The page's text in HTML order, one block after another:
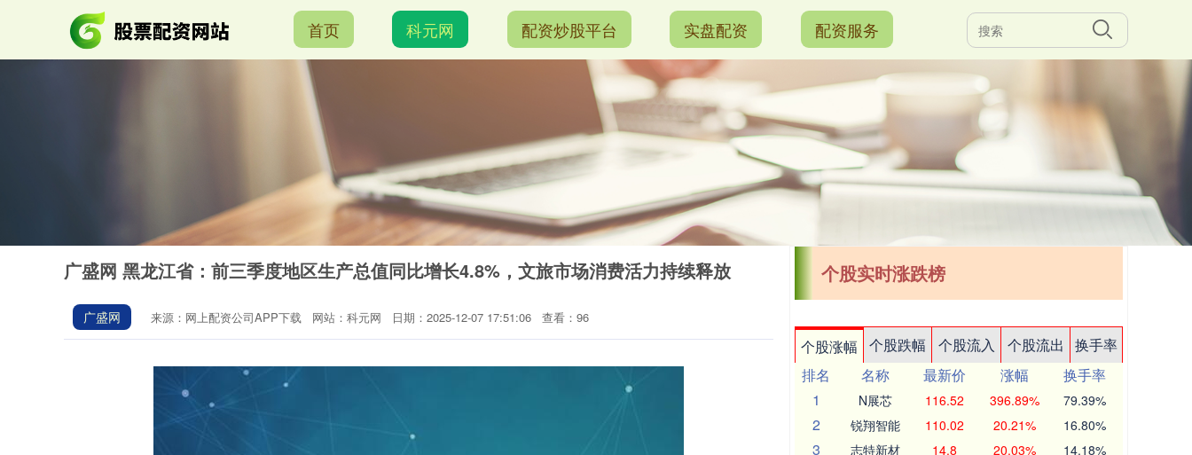
首页 科元网 配资炒股平台 实盘配资 配资服务
广盛网 黑龙江省：前三季度地区生产总值同比增长4.8%，文旅市场消费活力持续释放
广盛网 来源：网上配资公司APP下载 网站：科元网 日期：2025-12-07 17:51:06 查看：96
个股实时涨跌榜
个股涨幅 个股跌幅 个股流入 个股流出
换手率
排名
名称 最新价 涨幅
换手率
1
N展芯 116.52 396.89% 79.39%
2 锐翔智能 110.02 20.21% 16.80%
3 志特新材 14.8 20.03% 14.18%